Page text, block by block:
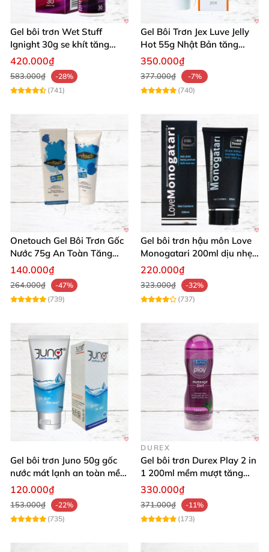
tin và thăng hoa cho mọi cặp đôi.
Mua ngay hôm
nay để sở hữu và tận hưởng sự khác biệt siêu mượt!
🛒
Gel bôi trơn Wet Stuff
Ignight 30g se khít tăng
khoái cảm nữ hiệu quả
420.000₫
583.000₫
-28%
(741)
Gel Bôi Trơn Jex Luve Jelly
Hot 55g Nhật Bản tăng
khoái cảm nữ dễ sử dụng
350.000₫
377.000₫
-7%
(740)
Onetouch Gel Bôi Trơn Gốc
Nước 75g An Toàn Tăng
Khoái Cảm
140.000₫
264.000₫
-47%
(739)
Gel bôi trơn hậu môn Love
Monogatari 200ml dịu nhẹ,
an toàn
220.000₫
323.000₫
-32%
(737)
Gel bôi trơn Juno 50g gốc
nước mát lạnh an toàn mềm
mại
120.000₫
153.000₫
-22%
(735)
DUREX
Gel bôi trơn Durex Play 2 in
1 200ml mềm mượt tăng
khoái cảm
330.000₫
371.000₫
-11%
(173)